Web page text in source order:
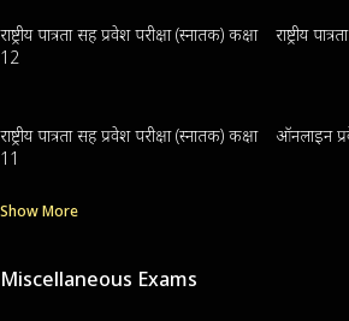
राष्ट्रीय पात्रता सह प्रवेश परीक्षा (स्नातक) कक्षा
12
राष्ट्रीय
राष्ट्रीय पात्रता सह प्रवेश परीक्षा (स्नातक) कक्षा
11
ऑनलाइन
Show More
Miscellaneous Exams